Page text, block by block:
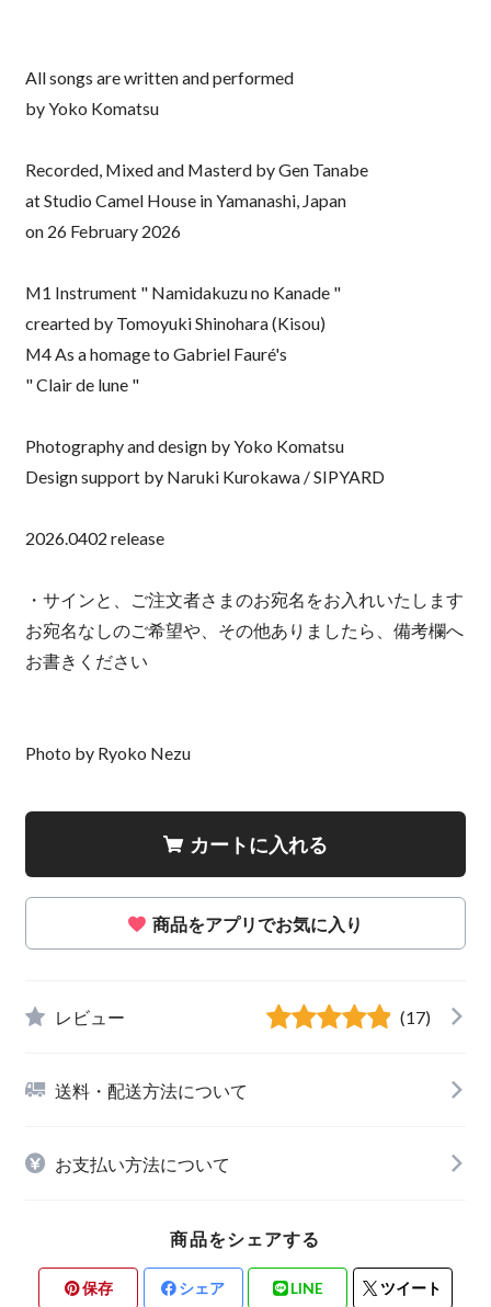
All songs are written and performed
by Yoko Komatsu
Recorded, Mixed and Masterd by Gen Tanabe
at Studio Camel House in Yamanashi, Japan
on 26 February 2026
M1 Instrument " Namidakuzu no Kanade "
crearted by Tomoyuki Shinohara (Kisou)
M4 As a homage to Gabriel Fauré's
" Clair de lune "
Photography and design by Yoko Komatsu
Design support by Naruki Kurokawa / SIPYARD
2026.0402 release
・サインと、ご注文者さまのお宛名をお入れいたします
お宛名なしのご希望や、その他ありましたら、備考欄へ
お書きください
Photo by Ryoko Nezu
カートに入れる
商品をアプリでお気に入り
レビュー (17)
送料・配送方法について
お支払い方法について
商品をシェアする
保存 シェア LINE ツイート